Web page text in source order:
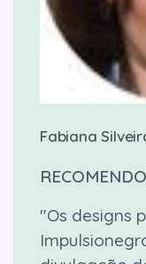
Fabiana
"Os designs